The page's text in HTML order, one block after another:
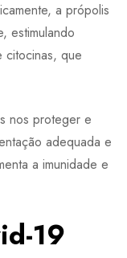
a própolis
estimulando
que
nos proteger e
adequada e
a imunidade e
19